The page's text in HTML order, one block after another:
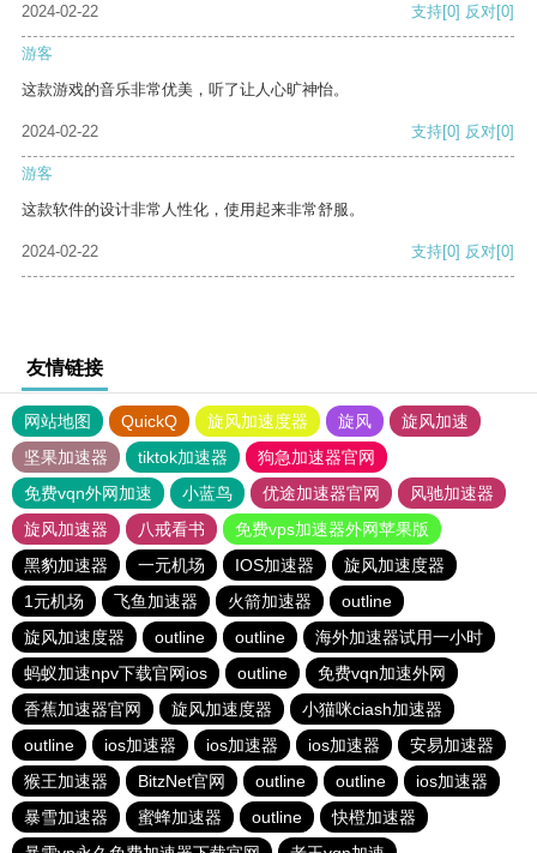
2024-02-22
支持[0] 反对[0]
游客
这款游戏的音乐非常优美，听了让人心旷神怡。
2024-02-22 支持[0] 反对[0]
游客
这款软件的设计非常人性化，使用起来非常舒服。
2024-02-22 支持[0] 反对[0]
友情链接
网站地图 QuickQ 旋风加速度器 旋风
旋风加速
坚果加速器
tiktok加速器
狗急加速器官网
免费vqn外网加速
小蓝鸟 优途加速器官网
风驰加速器
旋风加速器
八戒看书
免费vps加速器外网苹果版
黑豹加速器
一元机场 IOS加速器
旋风加速度器
1元机场
飞鱼加速器 火箭加速器
outline
旋风加速度器
outline outline
海外加速器试用一小时
蚂蚁加速npv下载官网ios
outline
免费vqn加速外网
香蕉加速器官网
旋风加速度器
小猫咪ciash加速器
outline
ios加速器 ios加速器 ios加速器
安易加速器
猴王加速器
BitzNet官网 outline outline
ios加速器
暴雪加速器
蜜蜂加速器 outline
快橙加速器